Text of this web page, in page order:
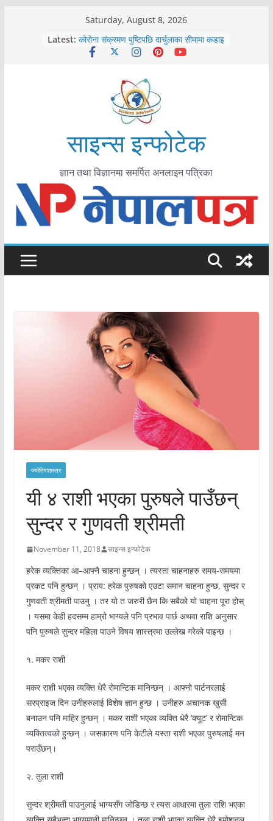
Saturday, August 8, 2026
Latest:
काभ्रेपलाञ्चोकमा आयुर्वेद स्वास्थ्योपचारतर्फ
आकर्षण बढ्दै
कोरोना संक्रमण पुष्टिपछि दार्चुलाका सीमामा कडाइ
मकवानपुरमा खोरेत रोग विरुद्धको खोप लगाउन
आयुर्वेद चिकित्सा प्रणालीको भूमिका महत्वपूर्ण छ :
मुख्यमन्त्री शाह
साइन्स इन्फोटेक
ज्ञान तथा विज्ञानमा समर्पित अनलाइन पत्रिका
ज्योतिषशास्त्र
यी ४ राशी भएका पुरुषले पाउँछन्
सुन्दर र गुणवती श्रीमती
November 11, 2018 साइन्स इन्फोटेक
हरेक व्यक्तिका आ–आफ्नै चाहना हुन्छन् । त्यस्ता चाहनाहरु समय-समयमा
प्रकट पनि हुन्छन् । प्राय: हरेक पुरुषको एउटा समान चाहना हुन्छ, सुन्दर र
गुणवती श्रीमती पाउनु । तर यो त जरुरी छैन कि सबैको यो चाहना पूरा होस्
। यसमा केही हदसम्म हाम्रो भाग्यले पनि प्रभाव पार्छ अथवा राशि अनुसार
पनि पुरुषले सुन्दर महिला पाउने विषय शास्त्रमा उल्लेख गरेको पाइन्छ ।
१. मकर राशी
मकर राशी भएका व्यक्ति धेरै रोमान्टिक मानिन्छन् । आफ्नो पार्टनरलाई
सरप्राइज दिन उनीहरुलाई विशेष ज्ञान हुन्छ । उनीहरु अचानक खुसी
बनाउन पनि माहिर हुन्छन् । मकर राशी भएका व्यक्ति धेरै ‘क्यूट’ र रोमान्टिक
व्यक्तित्वको हुन्छन् । जसकारण पनि केटीले यस्ता राशी भएका पुरुषलाई मन
पराउँछन्।
२. तुला राशी
सुन्दर श्रीमती पाउनुलाई भाग्यसँग जोडिन्छ र त्यस आधारमा तुला राशि भएका